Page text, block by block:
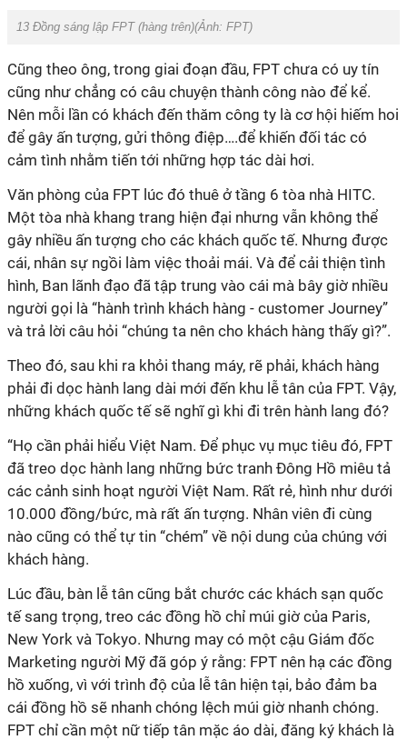
13 Đồng sáng lập FPT (hàng trên)(Ảnh: FPT)
Cũng theo ông, trong giai đoạn đầu, FPT chưa có uy tín
cũng như chẳng có câu chuyện thành công nào để kể.
Nên mỗi lần có khách đến thăm công ty là cơ hội hiếm hoi
để gây ấn tượng, gửi thông điệp….để khiến đối tác có
cảm tình nhằm tiến tới những hợp tác dài hơi.
Văn phòng của FPT lúc đó thuê ở tầng 6 tòa nhà HITC.
Một tòa nhà khang trang hiện đại nhưng vẫn không thể
gây nhiều ấn tượng cho các khách quốc tế. Nhưng được
cái, nhân sự ngồi làm việc thoải mái. Và để cải thiện tình
hình, Ban lãnh đạo đã tập trung vào cái mà bây giờ nhiều
người gọi là “hành trình khách hàng - customer Journey”
và trả lời câu hỏi “chúng ta nên cho khách hàng thấy gì?”.
Theo đó, sau khi ra khỏi thang máy, rẽ phải, khách hàng
phải đi dọc hành lang dài mới đến khu lễ tân của FPT. Vậy,
những khách quốc tế sẽ nghĩ gì khi đi trên hành lang đó?
“Họ cần phải hiểu Việt Nam. Để phục vụ mục tiêu đó, FPT
đã treo dọc hành lang những bức tranh Đông Hồ miêu tả
các cảnh sinh hoạt người Việt Nam. Rất rẻ, hình như dưới
10.000 đồng/bức, mà rất ấn tượng. Nhân viên đi cùng
nào cũng có thể tự tin “chém” về nội dung của chúng với
khách hàng.
Lúc đầu, bàn lễ tân cũng bắt chước các khách sạn quốc
tế sang trọng, treo các đồng hồ chỉ múi giờ của Paris,
New York và Tokyo. Nhưng may có một cậu Giám đốc
Marketing người Mỹ đã góp ý rằng: FPT nên hạ các đồng
hồ xuống, vì với trình độ của lễ tân hiện tại, bảo đảm ba
cái đồng hồ sẽ nhanh chóng lệch múi giờ nhanh chóng.
FPT chỉ cần một nữ tiếp tân mặc áo dài, đăng ký khách là